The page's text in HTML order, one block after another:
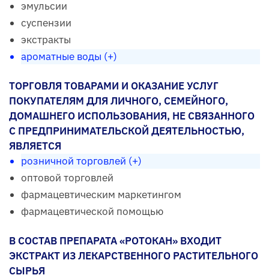
эмульсии
суспензии
экстракты
ароматные воды (+)
ТОРГОВЛЯ ТОВАРАМИ И ОКАЗАНИЕ УСЛУГ
ПОКУПАТЕЛЯМ ДЛЯ ЛИЧНОГО, СЕМЕЙНОГО,
ДОМАШНЕГО ИСПОЛЬЗОВАНИЯ, НЕ СВЯЗАННОГО
С ПРЕДПРИНИМАТЕЛЬСКОЙ ДЕЯТЕЛЬНОСТЬЮ,
ЯВЛЯЕТСЯ
розничной торговлей (+)
оптовой торговлей
фармацевтическим маркетингом
фармацевтической помощью
В СОСТАВ ПРЕПАРАТА «РОТОКАН» ВХОДИТ
ЭКСТРАКТ ИЗ ЛЕКАРСТВЕННОГО РАСТИТЕЛЬНОГО
СЫРЬЯ